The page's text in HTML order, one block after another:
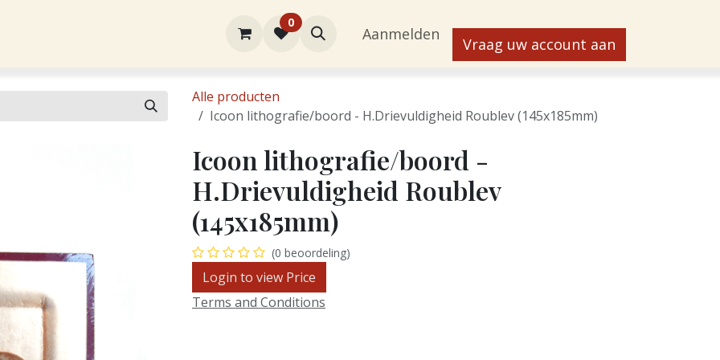
Contact
0
Aanmelden
Vraag uw account aan
Alle producten
Icoon lithografie/boord - H.Drievuldigheid Roublev (145x185mm)
Icoon lithografie/boord -
H.Drievuldigheid Roublev
(145x185mm)
(0 beoordeling)
Login to view Price
Terms and Conditions